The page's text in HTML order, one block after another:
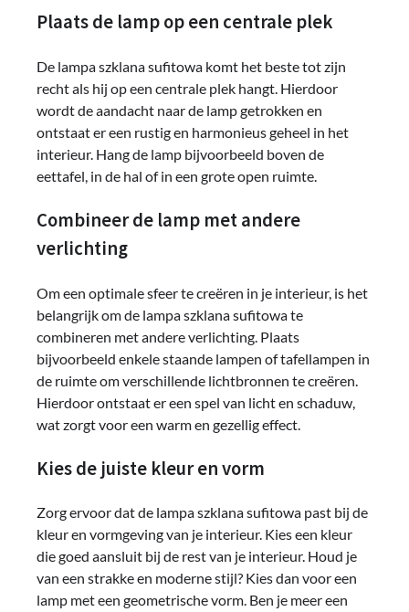
Plaats de lamp op een centrale plek
De lampa szklana sufitowa komt het beste tot zijn
recht als hij op een centrale plek hangt. Hierdoor
wordt de aandacht naar de lamp getrokken en
ontstaat er een rustig en harmonieus geheel in het
interieur. Hang de lamp bijvoorbeeld boven de
eettafel, in de hal of in een grote open ruimte.
Combineer de lamp met andere
verlichting
Om een optimale sfeer te creëren in je interieur, is het
belangrijk om de lampa szklana sufitowa te
combineren met andere verlichting. Plaats
bijvoorbeeld enkele staande lampen of tafellampen in
de ruimte om verschillende lichtbronnen te creëren.
Hierdoor ontstaat er een spel van licht en schaduw,
wat zorgt voor een warm en gezellig effect.
Kies de juiste kleur en vorm
Zorg ervoor dat de lampa szklana sufitowa past bij de
kleur en vormgeving van je interieur. Kies een kleur
die goed aansluit bij de rest van je interieur. Houd je
van een strakke en moderne stijl? Kies dan voor een
lamp met een geometrische vorm. Ben je meer een